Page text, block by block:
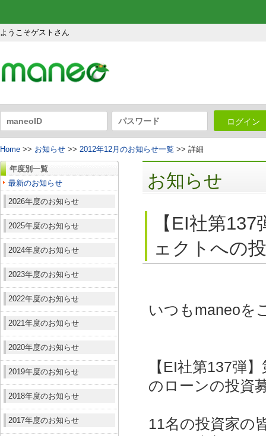
ようこそゲストさん
ログイン
Home >> お知らせ >> 2012年12月のお知らせ一覧 >> 詳細
年度別一覧
最新のお知らせ
2026年度のお知らせ
2025年度のお知らせ
2024年度のお知らせ
2023年度のお知らせ
2022年度のお知らせ
2021年度のお知らせ
2020年度のお知らせ
2019年度のお知らせ
2018年度のお知らせ
2017年度のお知らせ
お知らせ
【EI社第
ェクトへの
いつもmaneoを
【EI社第137弾
のローンの投資
11名の投資家の